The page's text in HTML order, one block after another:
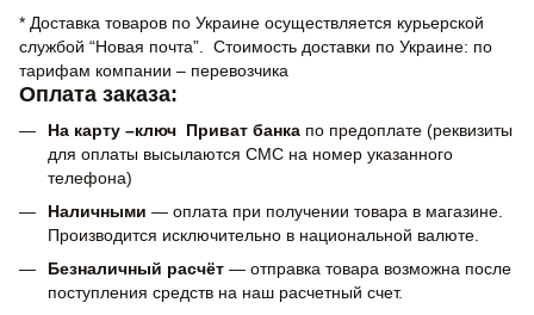
* Доставка товаров по Украине осуществляется курьерской
службой “Новая почта”. Стоимость доставки по Украине: по
тарифам компании – перевозчика
Оплата заказа:
На карту –ключ Приват банка по предоплате (реквизиты
для оплаты высылаются СМС на номер указанного
телефона)
Наличными — оплата при получении товара в магазине.
Производится исключительно в национальной валюте.
Безналичный расчёт — отправка товара возможна после
поступления средств на наш расчетный счет.